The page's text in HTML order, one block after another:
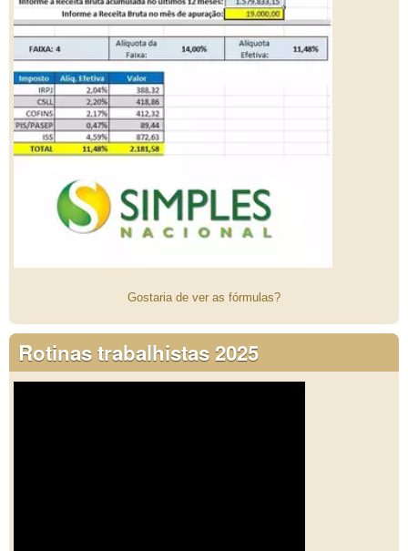
Gostaria de ver as fórmulas?
Rotinas trabalhistas 2025